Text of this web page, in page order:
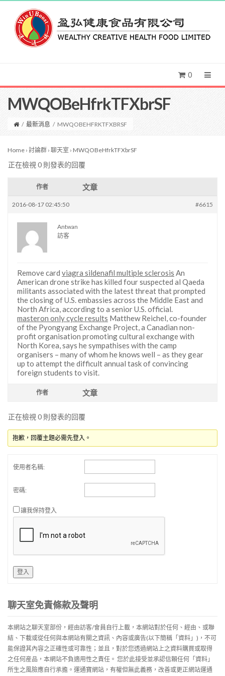
0
MWQOBeHfrkTFXbrSF
/ 最新消息 / MWQOBEHFRKTFXBRSF
Home › 討論群 › 聊天室 › MWQOBeHfrkTFXbrSF
正在檢視 0 則發表的回覆
作者 文章
2016-08-17 02:45:50 #6615
Antwan
訪客
Remove card viagra sildenafil multiple sclerosis An
American drone strike has killed four suspected al Qaeda
militants associated with the latest threat that prompted
the closing of U.S. embassies across the Middle East and
North Africa, according to a senior U.S. official.
masteron only cycle results Matthew Reichel, co-founder
of the Pyongyang Exchange Project, a Canadian non-
profit organisation promoting cultural exchange with
North Korea, says he sympathises with the camp
organisers – many of whom he knows well – as they gear
up to attempt the difficult annual task of convincing
foreign students to visit.
作者 文章
正在檢視 0 則發表的回覆
抱歉，回覆主題必需先登入。
使用者名稱:
密碼:
讓我保持登入
登入
聊天室免責條款及聲明
本網站之聊天室部份，經由訪客/會員自行上載，本網站對於任何、經由、或聯
結、下載或從任何與本網站有關之資訊、內容或廣告(以下簡稱「資料」)，不可
能保證其內容之正確性或可靠性；並且，對於您透過網站上之資料購買或取得
之任何産品，本網站不負適用性之責任。 您於此接受並承認信賴任何「資料」
所生之風險應自行承擔。運通寶網站，有權但無此義務，改善或更正網站運通